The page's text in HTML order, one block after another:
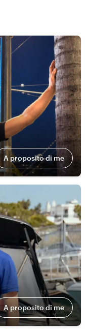
A proposito di me
A proposito di me